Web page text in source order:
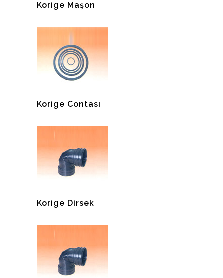
Korige Maşon
Korige Contası
Korige Dirsek